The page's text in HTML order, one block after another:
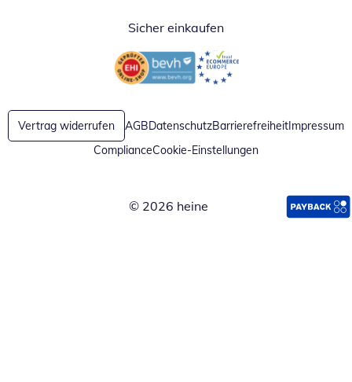
Sicher einkaufen
Öffnet in neuem FensterÖffnet in neuem Fenster
Vertrag widerrufen AGBDatenschutzBarrierefreiheitImpressum
ComplianceCookie-Einstellungen
© 2026 heine